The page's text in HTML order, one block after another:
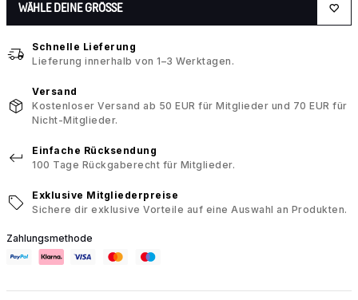
WÄHLE DEINE GRÖSSE
Schnelle Lieferung
Lieferung innerhalb von 1–3 Werktagen.
Versand
Kostenloser Versand ab 50 EUR für Mitglieder und 70 EUR für
Nicht-Mitglieder.
Einfache Rücksendung
100 Tage Rückgaberecht für Mitglieder.
Exklusive Mitgliederpreise
Sichere dir exklusive Vorteile auf eine Auswahl an Produkten.
Zahlungsmethode